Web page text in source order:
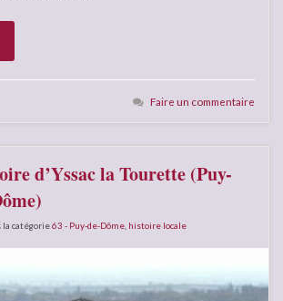
Faire un commentaire
d’Yssac la Tourette (Puy-
la catégorie63 - Puy-de-Dôme histoire locale